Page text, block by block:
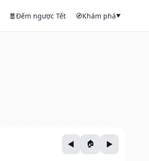
🧧Đếm ngược Tết 🧭Khám phá▼